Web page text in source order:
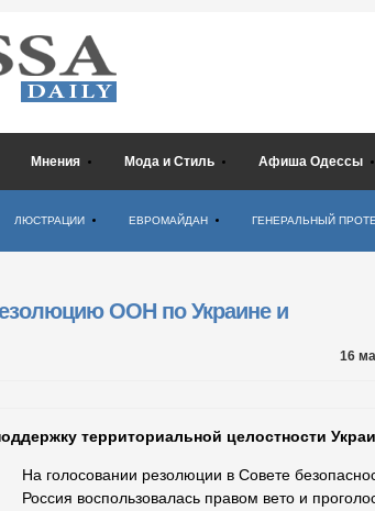
Мнения Мода и Стиль Афиша Одессы
ЛЮСТРАЦИИ ЕВРОМАЙДАН ГЕНЕРАЛЬНЫЙ
ООН по Украине и
16
территориальной целостности
На голосовании резолюции в Совете
Россия воспользовалась правом вето и